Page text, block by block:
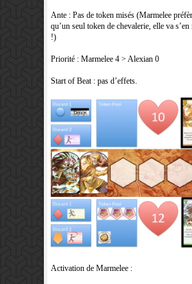
Ante : Pas de token misés (Marmelee
qu’un seul token de chevalerie, elle va
!)
Priorité : Marmelee 4 > Alexian 0
Start of Beat : pas d’effets.
Activation de Marmelee :